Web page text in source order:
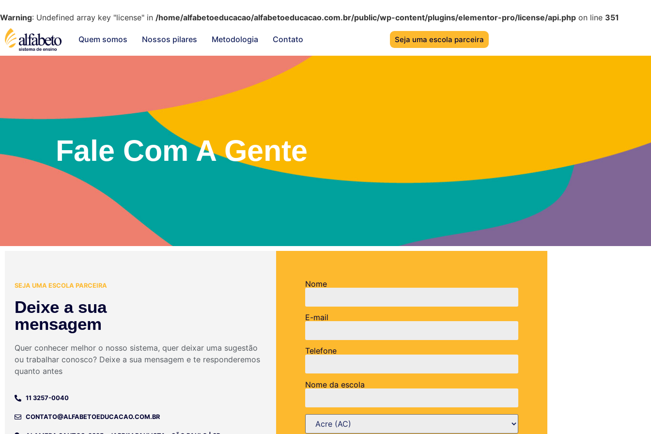
Warning: Undefined array key "license" in /home/alfabetoeducacao/alfabetoeducacao.com.br/public/wp-content/plugins/elementor-pro/license/api.php on line 351
Quem somos Nossos pilares Metodologia Contato Seja uma escola parceira
Fale Com A Gente
SEJA UMA ESCOLA PARCEIRA
Deixe a sua
mensagem
Quer conhecer melhor o nosso sistema, quer deixar uma sugestão
ou trabalhar conosco? Deixe a sua mensagem e te responderemos
quanto antes
11 3257-0040
CONTATO@ALFABETOEDUCACAO.COM.BR
Nome
E-mail
Telefone
Nome da escola